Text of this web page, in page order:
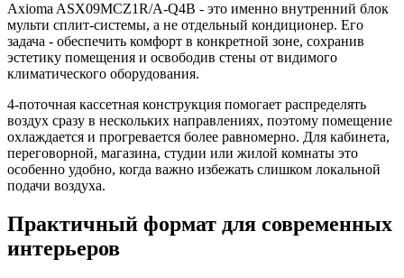
Axioma ASX09MCZ1R/A-Q4B - это именно внутренний блок
мульти сплит-системы, а не отдельный кондиционер. Его
задача - обеспечить комфорт в конкретной зоне, сохранив
эстетику помещения и освободив стены от видимого
климатического оборудования.
4-поточная кассетная конструкция помогает распределять
воздух сразу в нескольких направлениях, поэтому помещение
охлаждается и прогревается более равномерно. Для кабинета,
переговорной, магазина, студии или жилой комнаты это
особенно удобно, когда важно избежать слишком локальной
подачи воздуха.
Практичный формат для современных
интерьеров